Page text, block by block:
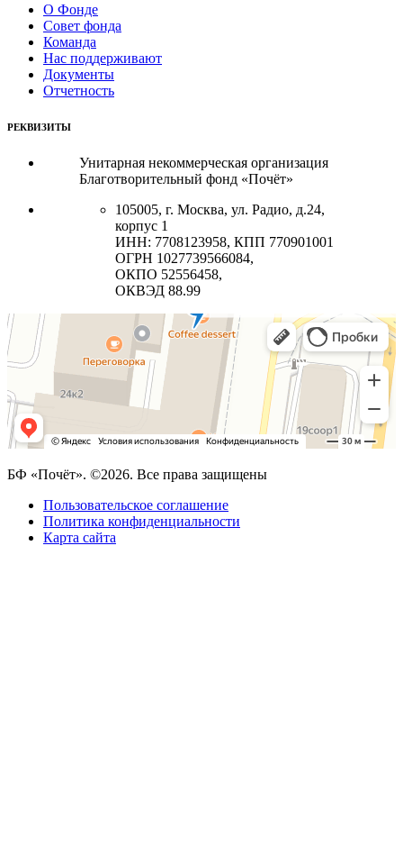
О Фонде
Совет фонда
Команда
Нас поддерживают
Документы
Отчетность
РЕКВИЗИТЫ
Унитарная некоммерческая организация
Благотворительный фонд «Почёт»
105005, г. Москва, ул. Радио, д.24,
корпус 1
ИНН: 7708123958, КПП 770901001
ОГРН 1027739566084,
ОКПО 52556458,
ОКВЭД 88.99
БФ «Почёт». ©2026. Все права защищены
Пользовательское соглашение
Политика конфиденциальности
Карта сайта